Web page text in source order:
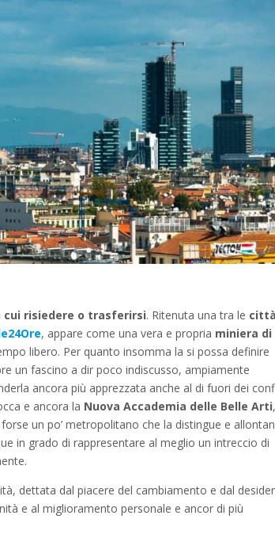
cui risiedere o trasferirsi. Ritenuta una tra le città
, appare come una vera e propria miniera di
libero. Per quanto insomma la si possa definire
un fascino a dir poco indiscusso, ampiamente
ancora più apprezzata anche al di fuori dei
e ancora la Nuova Accademia delle Belle Arti,
un po’ metropolitano che la distingue e
in grado di rappresentare al meglio un intreccio di
dettata dal piacere del cambiamento e dal
e al miglioramento personale e ancor di più